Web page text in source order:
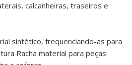
calcanheiras, traseiros e
sintético, frequenciando-as para
Racha material para peças